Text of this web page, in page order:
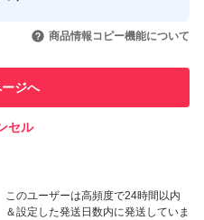
甘味に変わり、ホクホクし
は、縦に薄くスライスする
。
引を完了させた実績があります
での取引実績があります
このユーザーは高頻度で24時間以内
＆設定した発送日数内に発送していま
商品情報コピー機能について
ジへ
セル